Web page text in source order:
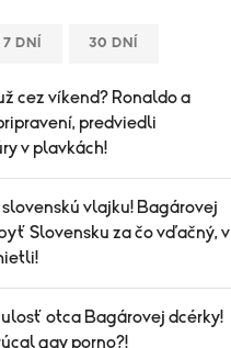
7 DNÍ 30 DNÍ
cez víkend? Ronaldo a
predviedli
v plavkách!
slovenskú vlajku! Bagárovej
Slovensku za čo vďačný, v
otca Bagárovej dcérky!
gay porno?!